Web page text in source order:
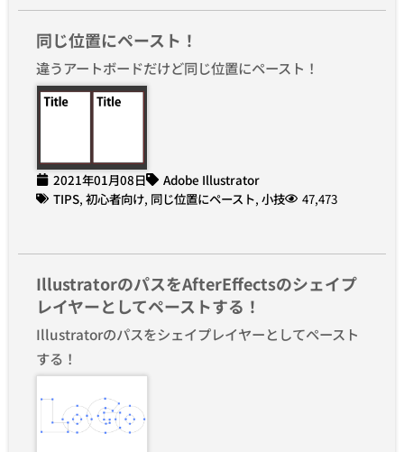
同じ位置にペースト！
違うアートボードだけど同じ位置にペースト！
2021年01月08日
Adobe Illustrator
TIPS, 初心者向け, 同じ位置にペースト, 小技 47,473
IllustratorのパスをAfterEffectsのシェイプ
レイヤーとしてペーストする！
Illustratorのパスをシェイプレイヤーとしてペースト
する！